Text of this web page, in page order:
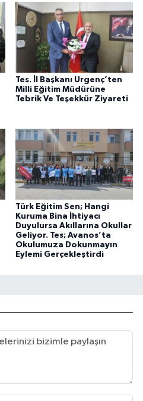
Tes. İl Başkanı Urgenç’ten
Milli Eğitim Müdürüne
Tebrik Ve Teşekkür Ziyareti
Türk Eğitim Sen; Hangi
Kuruma Bina İhtiyacı
Duyulursa Akıllarına Okullar
Geliyor. Tes; Avanos’ta
Okulumuza Dokunmayın
Eylemi Gerçekleştirdi